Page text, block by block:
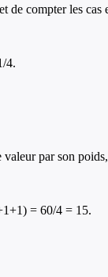
de compter les cas
4.
par son
= 60/4 = 15.